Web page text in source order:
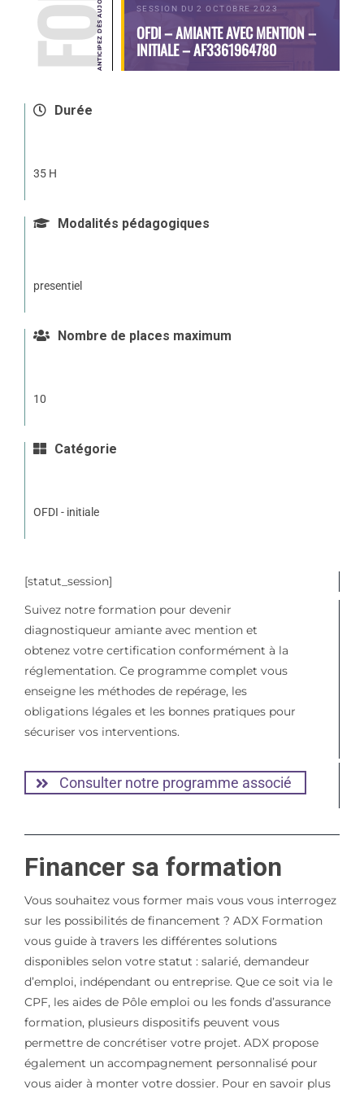
SESSION DU 2 OCTOBRE 2023
OFDI – AMIANTE AVEC MENTION –
INITIALE – AF3361964780
Durée
35 H
Modalités pédagogiques
presentiel
Nombre de places maximum
10
Catégorie
OFDI - initiale
[statut_session]
Suivez notre formation pour devenir
diagnostiqueur amiante avec mention et
obtenez votre certification conformément à la
réglementation. Ce programme complet vous
enseigne les méthodes de repérage, les
obligations légales et les bonnes pratiques pour
sécuriser vos interventions.
Consulter notre programme associé
Financer sa formation
Vous souhaitez vous former mais vous vous interrogez
sur les possibilités de financement ? ADX Formation
vous guide à travers les différentes solutions
disponibles selon votre statut : salarié, demandeur
d’emploi, indépendant ou entreprise. Que ce soit via le
CPF, les aides de Pôle emploi ou les fonds d’assurance
formation, plusieurs dispositifs peuvent vous
permettre de concrétiser votre projet. ADX propose
également un accompagnement personnalisé pour
vous aider à monter votre dossier. Pour en savoir plus